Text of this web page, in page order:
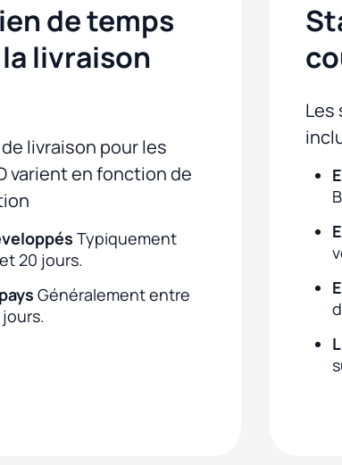
de temps
livraison
livraison pour les
varient en fonction de
Typiquement
20 jours.
Généralement entre
Les